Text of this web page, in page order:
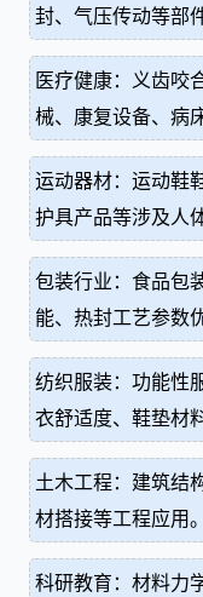
封、气压传动等部
医疗健康：义齿咬
械、康复设备、病
运动器材：运动鞋
护具产品等涉及人
包装行业：食品包
能、热封工艺参数
纺织服装：功能性
衣舒适度、鞋垫材
土木工程：建筑结
材搭接等工程应用。
科研教育：材料力